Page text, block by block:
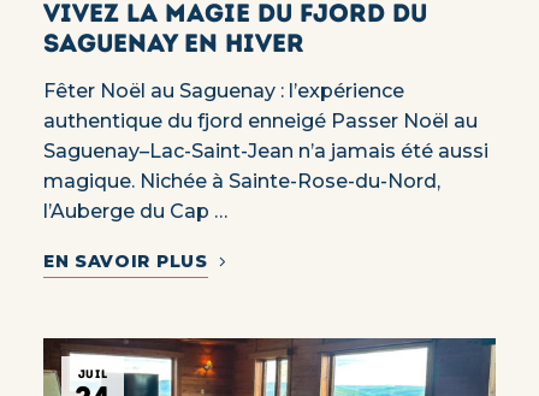
vivez la magie du fjord du
Saguenay en hiver
Fêter Noël au Saguenay : l’expérience
authentique du fjord enneigé Passer Noël au
Saguenay–Lac-Saint-Jean n’a jamais été aussi
magique. Nichée à Sainte-Rose-du-Nord,
l’Auberge du Cap …
EN SAVOIR PLUS
JUIL